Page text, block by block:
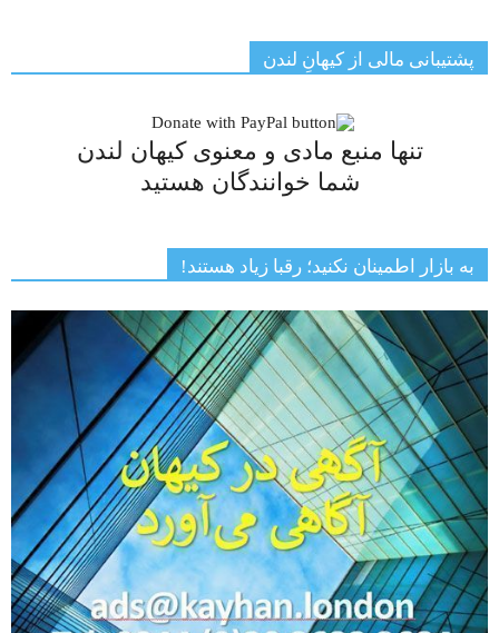
پشتیبانی مالی از کیهانِ لندن
تنها منبع مادی و معنوی کیهان لندن
شما خوانندگان هستید
به بازار اطمینان نکنید؛ رقبا زیاد هستند!